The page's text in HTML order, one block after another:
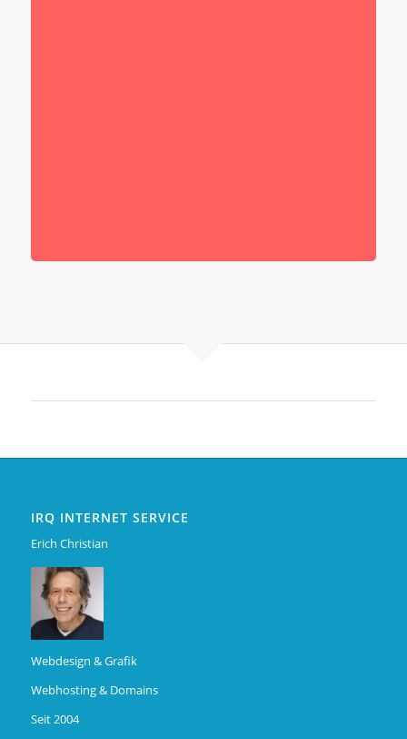
IRQ INTERNET SERVICE
Erich Christian
Webdesign & Grafik
Webhosting & Domains
Seit 2004